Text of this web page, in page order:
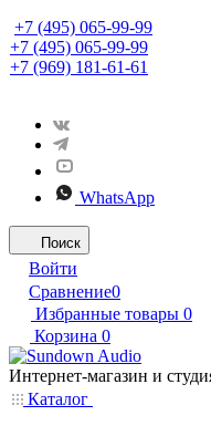
+7 (495) 065-99-99
+7 (495) 065-99-99
+7 (969) 181-61-61
WhatsApp
Поиск
Войти
Сравнение0
Избранные товары 0
Корзина 0
Интернет-магазин и
Каталог